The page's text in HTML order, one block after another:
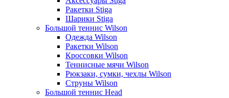
Ракетки Stiga
Шарики Stiga
Большой теннис Wilson
Одежда Wilson
Ракетки Wilson
Кроссовки Wilson
Теннисные мячи Wilson
Рюкзаки, сумки, чехлы Wilson
Струны Wilson
Большой теннис Head